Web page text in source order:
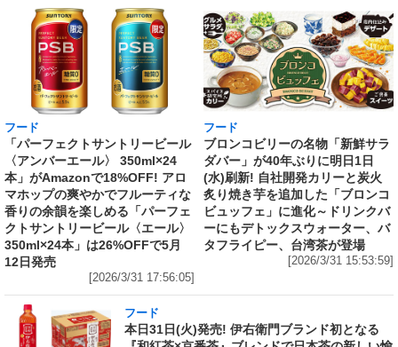
フード
「パーフェクトサントリービール
〈アンバーエール〉 350ml×24
本」がAmazonで18%OFF! アロ
マホップの爽やかでフルーティな
香りの余韻を楽しめる「パーフェ
クトサントリービール〈エール〉
350ml×24本」は26%OFFで5月
12日発売
[2026/3/31 17:56:05]
フード
ブロンコビリーの名物「新鮮サラ
ダバー」が40年ぶりに明日1日
(水)刷新! 自社開発カリーと炭火
炙り焼き芋を追加した「ブロンコ
ビュッフェ」に進化～ドリンクバ
ーにもデトックスウォーター、バ
タフライピー、台湾茶が登場
[2026/3/31 15:53:59]
フード
本日31日(火)発売! 伊右衛門ブランド初となる